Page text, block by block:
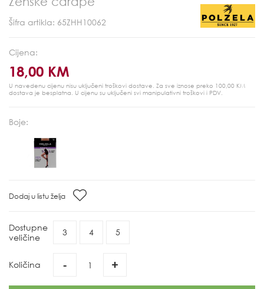
Šifra artikla: 65ZHH10062
Cijena:
18,00 KM
U navedenu cijenu nisu uključeni troškovi dostave. Za sve iznose preko 100,00 KM
dostava je besplatna. U cijenu su uključeni svi manipulativni troškovi i PDV.
Boje:
Dodaj u listu želja
Dostupne
veličine
3 4 5
Količina - +